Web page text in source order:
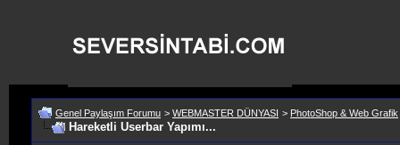
Genel Paylaşım Forumu > WEBMASTER DÜNYASI > PhotoShop & Web Grafik
Hareketli Userbar Yapımı...